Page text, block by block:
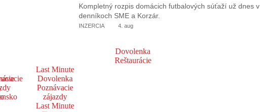
Kompletný rozpis domácich futbalových súťaží už dnes v
denníkoch SME a Korzár.
INZERCIA 4. aug
Dovolenka
Reštaurácie
Last Minute
Dovolenka
Poznávacie
zájazdy
Last Minute